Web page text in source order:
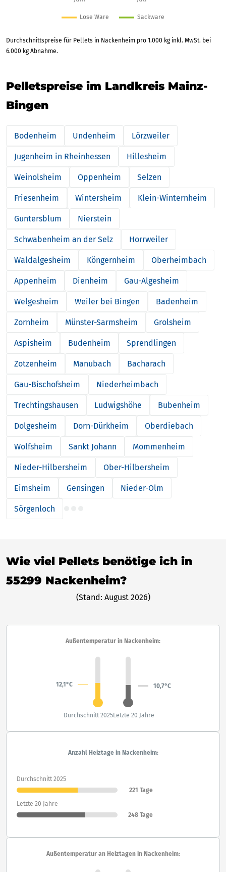
Durchschnittspreise für Pellets in Nackenheim pro 1.000 kg inkl. MwSt. bei
6.000 kg Abnahme.
Pelletspreise im Landkreis Mainz-
Bingen
Bodenheim Undenheim Lörzweiler
Jugenheim in Rheinhessen Hillesheim
Weinolsheim Oppenheim Selzen
Friesenheim Wintersheim Klein-Winternheim
Guntersblum Nierstein
Schwabenheim an der Selz Horrweiler
Waldalgesheim Köngernheim Oberheimbach
Appenheim Dienheim Gau-Algesheim
Welgesheim Weiler bei Bingen Badenheim
Zornheim Münster-Sarmsheim Grolsheim
Aspisheim Budenheim Sprendlingen
Zotzenheim Manubach Bacharach
Gau-Bischofsheim Niederheimbach
Trechtingshausen Ludwigshöhe Bubenheim
Dolgesheim Dorn-Dürkheim Oberdiebach
Wolfsheim Sankt Johann Mommenheim
Nieder-Hilbersheim Ober-Hilbersheim
Eimsheim Gensingen Nieder-Olm
Sörgenloch
Wie viel Pellets benötige ich in
55299 Nackenheim?
(Stand: August 2026)
Außentemperatur in Nackenheim:
12,1°C 10,7°C
Durchschnitt 2025Letzte 20 Jahre
Anzahl Heiztage in Nackenheim:
Durchschnitt 2025
221 Tage
Letzte 20 Jahre
248 Tage
Außentemperatur an Heiztagen in Nackenheim: